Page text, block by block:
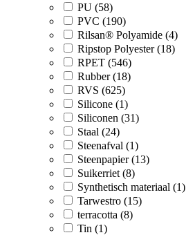
PU (58)
PVC (190)
Rilsan® Polyamide (4)
Ripstop Polyester (18)
RPET (546)
Rubber (18)
RVS (625)
Silicone (1)
Siliconen (31)
Staal (24)
Steenafval (1)
Steenpapier (13)
Suikerriet (8)
Synthetisch materiaal (1)
Tarwestro (15)
terracotta (8)
Tin (1)